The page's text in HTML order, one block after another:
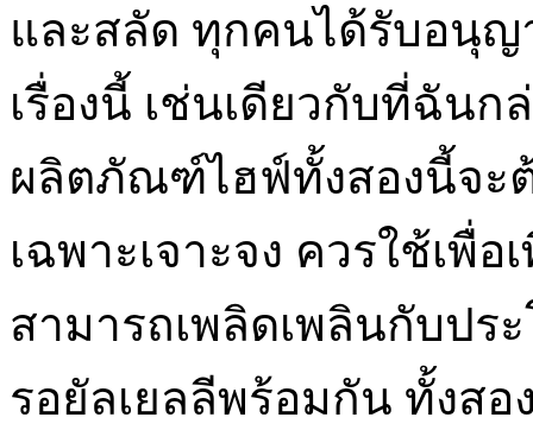
และสลัด ทุกคนได้รับอนุญ
เรื่องนี้ เช่นเดียวกับที่ฉัน
ผลิตภัณฑ์ไฮฟ์ทั้งสองนี้จะ
เฉพาะเจาะจง ควรใช้เพื่
สามารถเพลิดเพลินกับปร
รอยัลเยลลีพร้อมกัน ทั้งส